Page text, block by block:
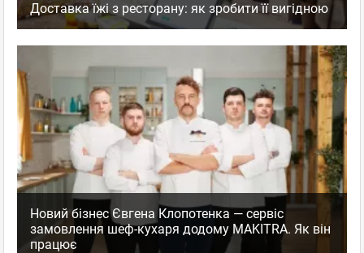
Доставка їжі з ресторану: як зробити її вигідною
Новий бізнес Євгена Клопотенка — сервіс
замовлення шеф-кухаря додому MAKITRA. Як він
працює